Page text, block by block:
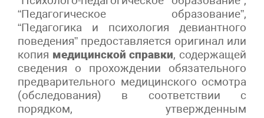
“Педагогическое образование”,
“Педагогика и психология девиантного
поведения” предоставляется оригинал или
копия медицинской справки, содержащей
сведения о прохождении обязательного
предварительного медицинского осмотра
(обследования) в соответствии с
порядком, утвержденным